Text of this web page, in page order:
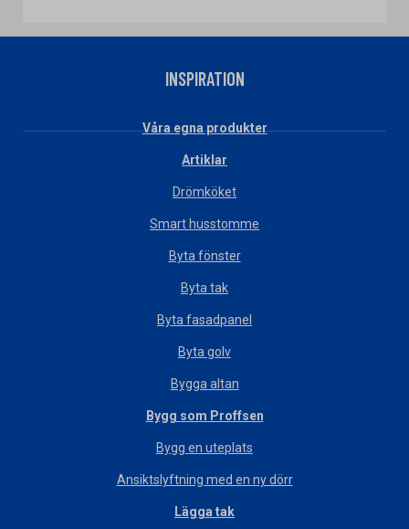
INSPIRATION
Våra egna produkter
Artiklar
Drömköket
Smart husstomme
Byta fönster
Byta tak
Byta fasadpanel
Byta golv
Bygga altan
Bygg som Proffsen
Bygg en uteplats
Ansiktslyftning med en ny dörr
Lägga tak